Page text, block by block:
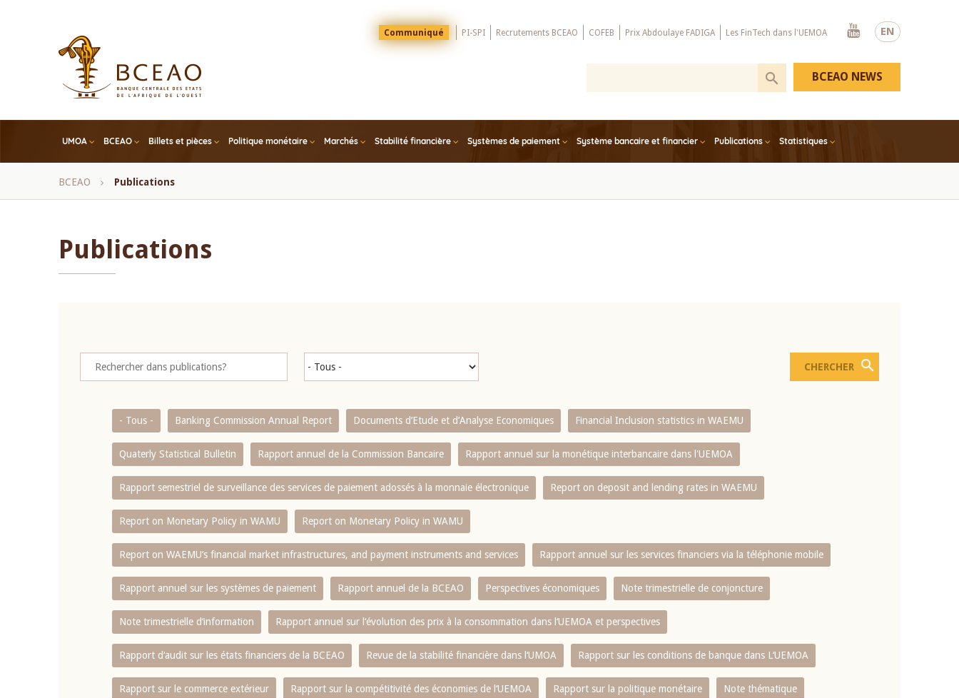
EN
Menu
Top
Communiqué PI-SPI Recrutements BCEAO COFEB Prix Abdoulaye FADIGA Les FinTech dans l'UEMOA
Youtube
UMOA BCEAO Billets et pièces Politique monétaire Marchés Stabilité financière Systèmes de paiement Système bancaire et financier Publications Statistiques
BCEAO NEWS
Fil
BCEAO Publications
Publications
- Tous - Banking Commission Annual Report Documents d’Etude et d’Analyse Economiques Financial Inclusion statistics in WAEMU
Quaterly Statistical Bulletin Rapport annuel de la Commission Bancaire Rapport annuel sur la monétique interbancaire dans l'UEMOA
Rapport semestriel de surveillance des services de paiement adossés à la monnaie électronique Report on deposit and lending rates in WAEMU
Report on Monetary Policy in WAMU Report on Monetary Policy in WAMU
Report on WAEMU’s financial market infrastructures, and payment instruments and services Rapport annuel sur les services financiers via la téléphonie mobile
Rapport annuel sur les systèmes de paiement Rapport annuel de la BCEAO Perspectives économiques Note trimestrielle de conjoncture
Note trimestrielle d‘information Rapport annuel sur l‘évolution des prix à la consommation dans l‘UEMOA et perspectives
Rapport d‘audit sur les états financiers de la BCEAO Revue de la stabilité financière dans l‘UMOA Rapport sur les conditions de banque dans L‘UEMOA
Rapport sur le commerce extérieur Rapport sur la compétitivité des économies de l‘UEMOA Rapport sur la politique monétaire Note thématique